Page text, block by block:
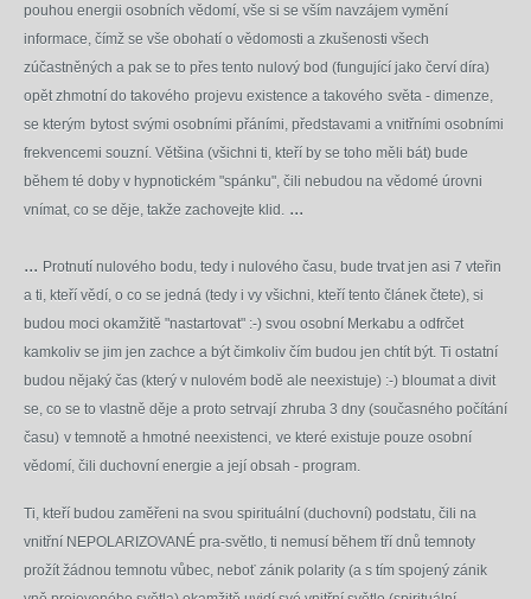
pouhou energii osobních vědomí, vše si se vším navzájem vymění
informace, čímž se vše obohatí o vědomosti a zkušenosti všech
zúčastněných a pak se to přes tento nulový bod (fungující jako červí díra)
opět zhmotní do takového projevu existence a takového světa - dimenze,
se kterým bytost svými osobními přáními, představami a vnitřními osobními
frekvencemi souzní. Většina (všichni ti, kteří by se toho měli bát) bude
během té doby v hypnotickém "spánku", čili nebudou na vědomé úrovni
vnímat, co se děje, takže zachovejte klid. ...
... Protnutí nulového bodu, tedy i nulového času, bude trvat jen asi 7 vteřin
a ti, kteří vědí, o co se jedná (tedy i vy všichni, kteří tento článek čtete), si
budou moci okamžitě "nastartovat" :-) svou osobní Merkabu a odfrčet
kamkoliv se jim jen zachce a být čimkoliv čím budou jen chtít být. Ti ostatní
budou nějaký čas (který v nulovém bodě ale neexistuje) :-) bloumat a divit
se, co se to vlastně děje a proto setrvají zhruba 3 dny (současného počítání
času) v temnotě a hmotné neexistenci, ve které existuje pouze osobní
vědomí, čili duchovní energie a její obsah - program.
Ti, kteří budou zaměřeni na svou spirituální (duchovní) podstatu, čili na
vnitřní NEPOLARIZOVANÉ pra-světlo, ti nemusí během tří dnů temnoty
prožít žádnou temnotu vůbec, neboť zánik polarity (a s tím spojený zánik